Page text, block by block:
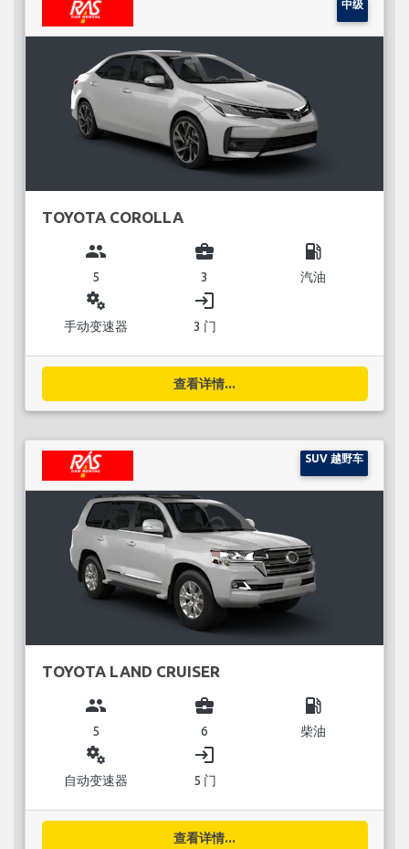
中级
TOYOTA COROLLA
group
5
business_center
3
local_gas_station
汽油
miscellaneous_services
手动变速器
login
3 门
查看详情...
SUV 越野车
TOYOTA LAND CRUISER
group
5
business_center
6
local_gas_station
柴油
miscellaneous_services
自动变速器
login
5 门
查看详情...